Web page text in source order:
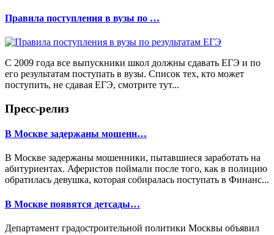
Правила поступления в вузы по …
С 2009 года все выпускники школ должны сдавать ЕГЭ и по
его результатам поступать в вузы. Список тех, кто может
поступить, не сдавая ЕГЭ, смотрите тут...
Пресс-релиз
В Москве задержаны мошенн…
В Москве задержаны мошенники, пытавшиеся заработать на
абитуриентах. Аферистов поймали после того, как в полицию
обратилась девушка, которая собиралась поступать в Финанс...
В Москве появятся детсады…
Департамент градостроительной политики Москвы объявил